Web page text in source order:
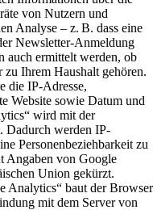
von Nutzern und
Analyse – z. B. dass eine
Newsletter-Anmeldung
auch ermittelt werden, ob
zu Ihrem Haushalt gehören.
die IP-Adresse,
Website sowie Datum und
wird mit der
Dadurch werden IP-
Personenbeziehbarkeit zu
Angaben von Google
Union gekürzt.
Analytics“ baut der Browser
mit dem Server von